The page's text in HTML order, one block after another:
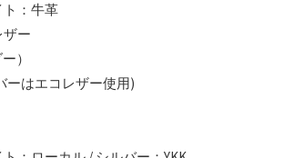
ト：牛革
ー
）
ーはエコレザー使用)